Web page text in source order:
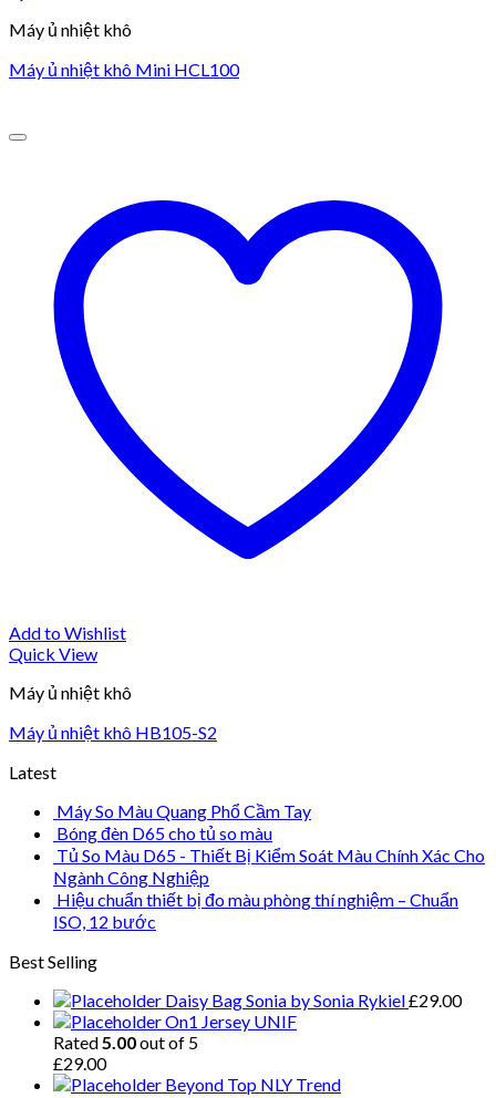
Máy ủ nhiệt khô
Máy ủ nhiệt khô Mini HCL100
Add to Wishlist
Quick View
Máy ủ nhiệt khô
Máy ủ nhiệt khô HB105-S2
Latest
Máy So Màu Quang Phổ Cầm Tay
Bóng đèn D65 cho tủ so màu
Tủ So Màu D65 - Thiết Bị Kiểm Soát Màu Chính Xác Cho
Ngành Công Nghiệp
Hiệu chuẩn thiết bị đo màu phòng thí nghiệm – Chuẩn
ISO, 12 bước
Best Selling
Daisy Bag Sonia by Sonia Rykiel£29.00
On1 Jersey UNIF
Rated 5.00out of 5
£29.00
Beyond Top NLY Trend